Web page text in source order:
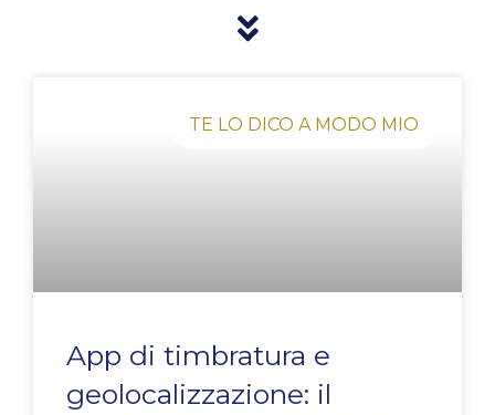
TE LO DICO A MODO MIO
App di timbratura e
geolocalizzazione: il